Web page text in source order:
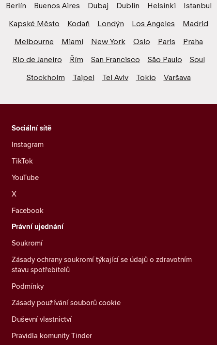
Berlín
Buenos Aires Dubaj Dublin Helsinki
Istanbul
Kapské Město
Kodaň Londýn Los Angeles
Madrid
Melbourne
Miami New York Oslo Paris
Praha
Rio de Janeiro
Řím San Francisco São Paulo
Soul
Stockholm
Taipei Tel Aviv Tokio Varšava
Sociální sítě
Instagram
TikTok
YouTube
X
Facebook
Právní ujednání
Soukromí
Zásady ochrany soukromí týkající se údajů o zdravotním
stavu spotřebitelů
Podmínky
Zásady používání souborů cookie
Duševní vlastnictví
Pravidla komunity Tinder